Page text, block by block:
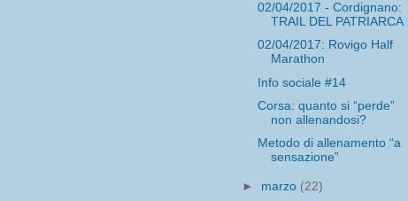
02/04/2017 - Cordignano:
TRAIL DEL PATRIARCA
02/04/2017: Rovigo Half
Marathon
Info sociale #14
Corsa: quanto si “perde”
non allenandosi?
Metodo di allenamento “a
sensazione”
► marzo (22)